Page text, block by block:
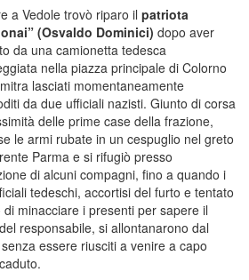
a Vedole trovò riparo il patriota
(Osvaldo Dominici) dopo aver
da una camionetta tedesca
nella piazza principale di Colorno
lasciati momentaneamente
da due ufficiali nazisti. Giunto di corsa
delle prime case della frazione,
le armi rubate in un cespuglio nel greto
Parma e si rifugiò presso
di alcuni compagni, fino a quando i
tedeschi, accortisi del furto e tentato
di minacciare i presenti per sapere il
responsabile, si allontanarono dal
essere riusciti a venire a capo